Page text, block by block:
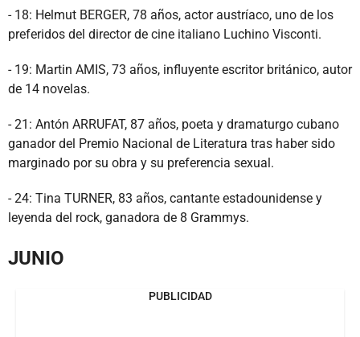
- 18: Helmut BERGER, 78 años, actor austríaco, uno de los
preferidos del director de cine italiano Luchino Visconti.
- 19: Martin AMIS, 73 años, influyente escritor británico, autor
de 14 novelas.
- 21: Antón ARRUFAT, 87 años, poeta y dramaturgo cubano
ganador del Premio Nacional de Literatura tras haber sido
marginado por su obra y su preferencia sexual.
- 24: Tina TURNER, 83 años, cantante estadounidense y
leyenda del rock, ganadora de 8 Grammys.
JUNIO
PUBLICIDAD